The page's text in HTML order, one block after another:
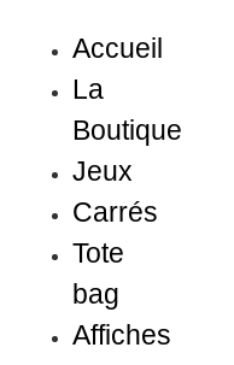
Accueil
La
Boutique
Jeux
Carrés
Tote
bag
Affiches